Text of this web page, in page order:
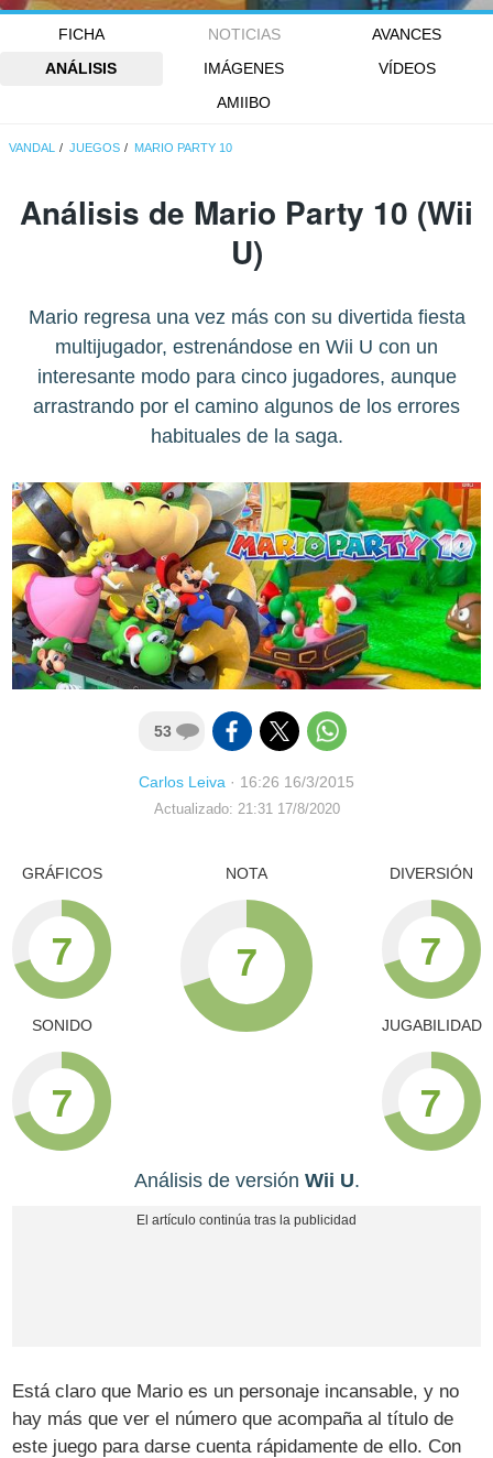
FICHA NOTICIAS
AVANCES
ANÁLISIS
IMÁGENES
VÍDEOS
AMIIBO
VANDAL JUEGOS MARIO PARTY 10
Análisis de Mario Party 10 (Wii
U)
Mario regresa una vez más con su divertida fiesta
multijugador, estrenándose en Wii U con un
interesante modo para cinco jugadores, aunque
arrastrando por el camino algunos de los errores
habituales de la saga.
53
Carlos Leiva · 16:26 16/3/2015
Actualizado: 21:31 17/8/2020
GRÁFICOS
7
SONIDO
7
NOTA
7
DIVERSIÓN
7
JUGABILIDAD
7
Análisis de versión Wii U.
Está claro que Mario es un personaje incansable, y no
hay más que ver el número que acompaña al título de
este juego para darse cuenta rápidamente de ello. Con